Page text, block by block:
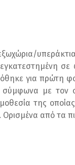
υπεράκτια
εγκατεστημένη
για πρώτη
με τον
της οποίας
Ορισμένα από τα